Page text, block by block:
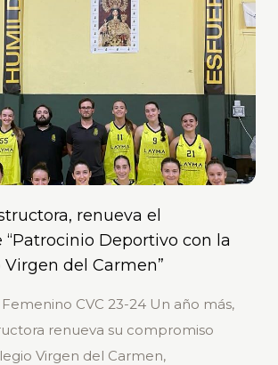
renueva el
“Patrocinio Deportivo con la
Virgen del Carmen”
CVC 23-24 Un año más,
renueva su compromiso
Virgen del Carmen,